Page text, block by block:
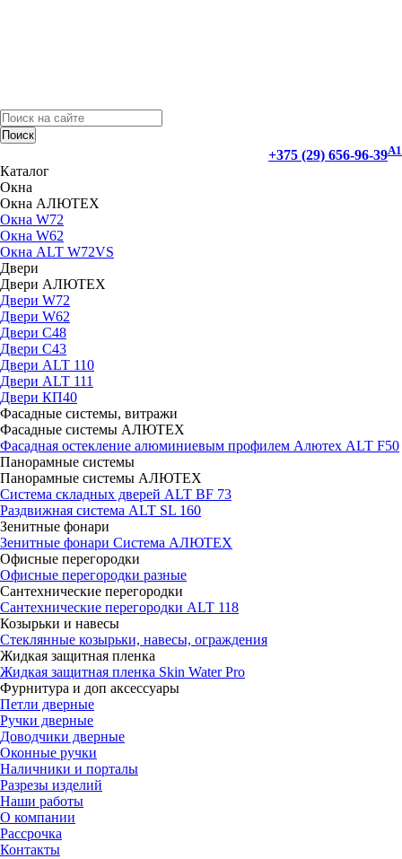
Поиск
+375 (29) 656-96-39А1
Каталог
Окна
Окна АЛЮТЕХ
Окна W72
Окна W62
Окна ALT W72VS
Двери
Двери АЛЮТЕХ
Двери W72
Двери W62
Двери C48
Двери С43
Двери ALT 110
Двери ALT 111
Двери КП40
Фасадные системы, витражи
Фасадные системы АЛЮТЕХ
Фасадная остекление алюминиевым профилем Алютех ALT F50
Панорамные системы
Панорамные системы АЛЮТЕХ
Система складных дверей ALT BF 73
Раздвижная система ALT SL 160
Зенитные фонари
Зенитные фонари Система АЛЮТЕХ
Офисные перегородки
Офисные перегородки разные
Сантехнические перегородки
Сантехнические перегородки ALT 118
Козырьки и навесы
Стеклянные козырьки, навесы, ограждения
Жидкая защитная пленка
Жидкая защитная пленка Skin Water Pro
Фурнитура и доп аксессуары
Петли дверные
Ручки дверные
Доводчики дверные
Оконные ручки
Наличники и порталы
Разрезы изделий
Наши работы
О компании
Рассрочка
Контакты